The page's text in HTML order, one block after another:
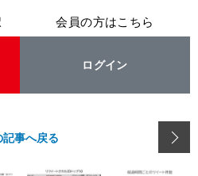
会員の方はこちら
ログイン
記事へ戻る